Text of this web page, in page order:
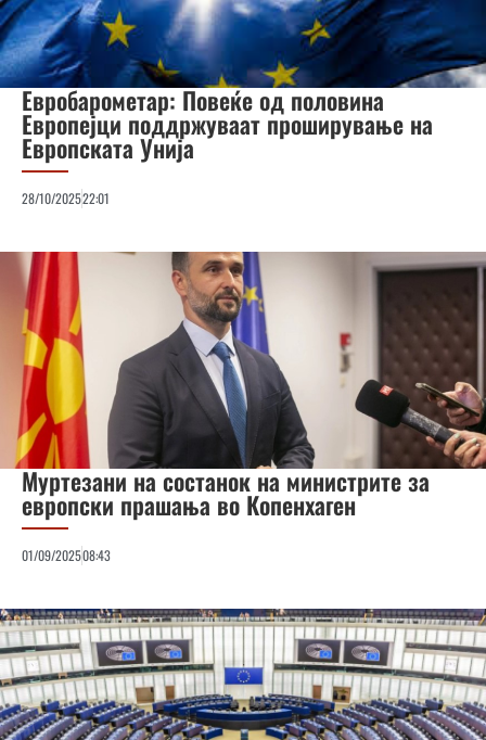
Евробарометар: Повеќе од половина
Европејци поддржуваат проширување на
Европската Унија
28/10/202522:01
Муртезани на состанок на министрите за
европски прашања во Копенхаген
01/09/202508:43